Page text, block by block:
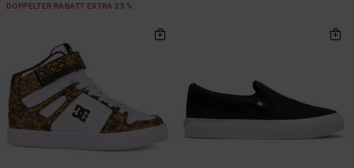
DOPPELTER RABATT EXTRA 25 %